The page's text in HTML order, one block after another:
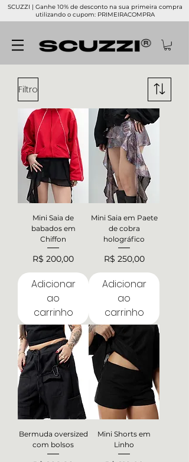
SCUZZI | Ganhe 10% de desconto na sua primeira compra
utilizando o cupom: PRIMEIRACOMPRA
Filtro
Mini Saia de
babados em
Chiffon
Preço
R$ 200,00
Adicionar
ao
carrinho
Mini Saia em Paete
de cobra
holográfico
Preço
R$ 250,00
Adicionar
ao
carrinho
Bermuda oversized
com bolsos
Mini Shorts em
Linho